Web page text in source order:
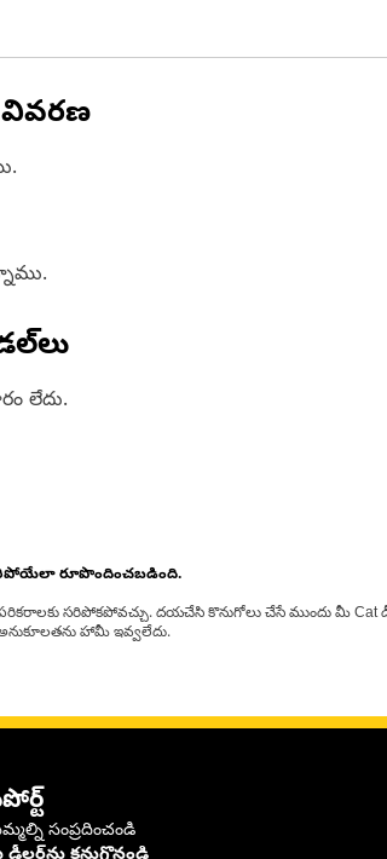
వివరణ
లేదు.
రూపొందించబడింది.
సరిపోకపోవచ్చు. దయచేసి కొనుగోలు చేసే ముందు మీ Cat
హామీ ఇవ్వలేదు.
సంప్రదించండి